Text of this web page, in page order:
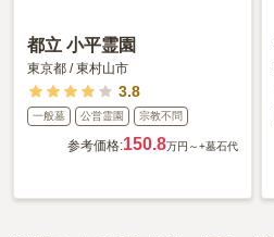
都立 小平霊園
東京都 /東村山市
3.8
一般墓 公営霊園 宗教不問
参考価格:150.8万円～+墓石代